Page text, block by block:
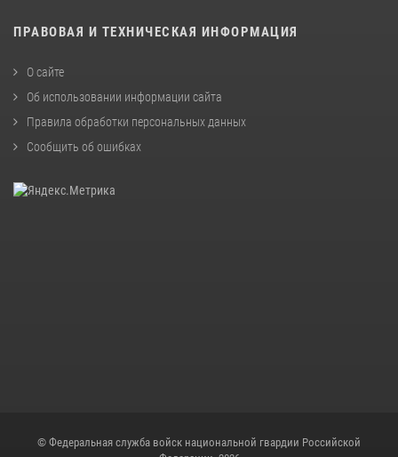
ПРАВОВАЯ И ТЕХНИЧЕСКАЯ ИНФОРМАЦИЯ
О сайте
Об использовании информации сайта
Правила обработки персональных данных
Сообщить об ошибках
© Федеральная служба войск национальной гвардии Российской